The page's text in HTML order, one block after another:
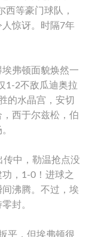
西等豪门球队，
惊讶。时隔7年
弗顿面貌焕然一
1-2不敌瓜迪奥拉
的水晶宫，安切
西于尔兹松，伯
传中，勒温抢点没
，1-0！进球之
沸腾。不过，埃
封。
平，但埃弗顿很